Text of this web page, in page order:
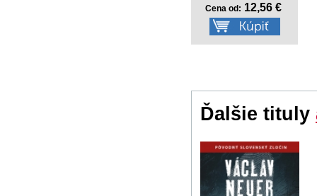
Cena od: 12,56 €
Ďalšie tituly